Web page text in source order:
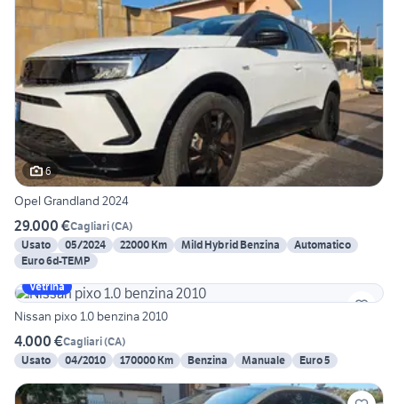
6
Opel Grandland 2024
29.000 €Cagliari(CA)
Usato
05/2024 22000 Km Mild Hybrid Benzina
Automatico
Euro 6d-TEMP
Vetrina
Nissan pixo 1.0 benzina 2010
4.000 €Cagliari(CA)
Usato
04/2010 170000 Km Benzina Manuale Euro 5